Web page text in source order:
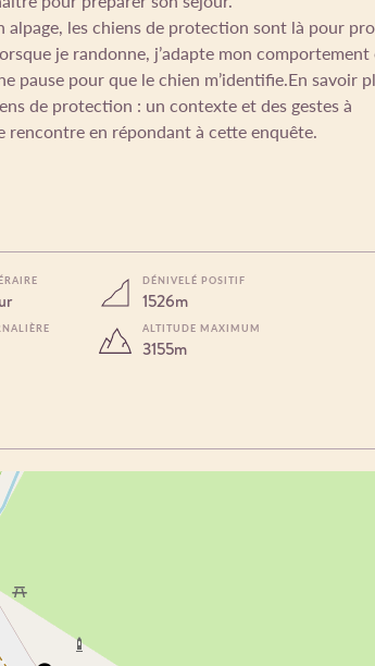
alpage, les chiens de protection sont là pour
je randonne, j’adapte mon comportement
pause pour que le chien m’identifie.En savoir
de protection : un contexte et des gestes à
rencontre en répondant à cette enquête.
DÉNIVELÉ POSITIF
1526m
ALTITUDE MAXIMUM
3155m